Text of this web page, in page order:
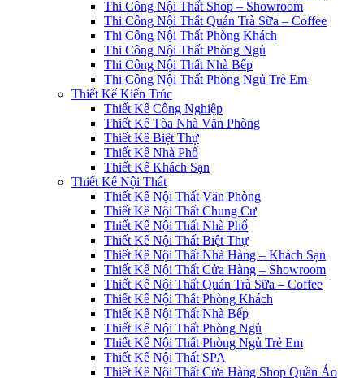
Thi Công Nội Thất Shop – Showroom
Thi Công Nội Thất Quán Trà Sữa – Coffee
Thi Công Nội Thất Phòng Khách
Thi Công Nội Thất Phòng Ngủ
Thi Công Nội Thất Nhà Bếp
Thi Công Nội Thất Phòng Ngủ Trẻ Em
Thiết Kế Kiến Trúc
Thiết Kế Công Nghiệp
Thiết Kế Tòa Nhà Văn Phòng
Thiết Kế Biệt Thự
Thiết Kế Nhà Phố
Thiết Kế Khách Sạn
Thiết Kế Nội Thất
Thiết Kế Nội Thất Văn Phòng
Thiết Kế Nội Thất Chung Cư
Thiết Kế Nội Thất Nhà Phố
Thiết Kế Nội Thất Biệt Thự
Thiết Kế Nội Thất Nhà Hàng – Khách Sạn
Thiết Kế Nội Thất Cửa Hàng – Showroom
Thiết Kế Nội Thất Quán Trà Sữa – Coffee
Thiết Kế Nội Thất Phòng Khách
Thiết Kế Nội Thất Nhà Bếp
Thiết Kế Nội Thất Phòng Ngủ
Thiết Kế Nội Thất Phòng Ngủ Trẻ Em
Thiết Kế Nội Thất SPA
Thiết Kế Nội Thất Cửa Hàng Shop Quần Áo